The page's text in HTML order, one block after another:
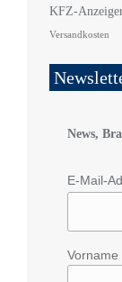
KFZ-
Versandkosten
News,
E-Mail-
Vorname